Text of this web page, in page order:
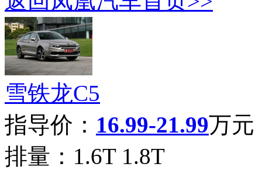
雪铁龙C5
指导价： 16.99-21.99万元
排量： 1.6T 1.8T